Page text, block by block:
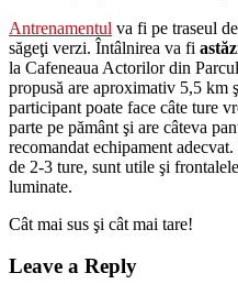
Antrenamentul va fi pe traseul
săgeţi verzi. Întâlnirea va fi
la Cafeneaua Actorilor din
propusă are aproximativ 5,5 km
participant poate face câte ture
parte pe pământ şi are câteva
recomandat echipament
de 2-3 ture, sunt utile şi
luminate.
Cât mai sus şi cât mai tare!
Leave a Reply